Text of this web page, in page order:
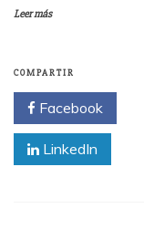
Leer más
COMPARTIR
Facebook
LinkedIn